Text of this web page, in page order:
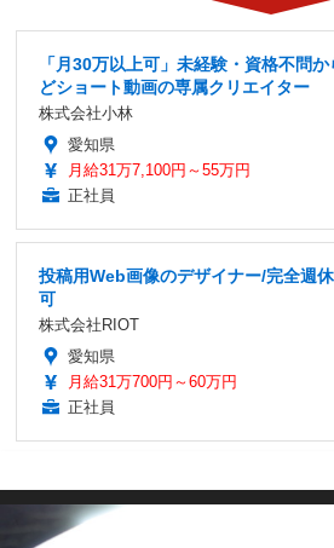
「月30万以上可」未経験・資格不問
どショート動画の専属クリエイター
株式会社小林
愛知県
月給31万7,100円～55万円
正社員
投稿用Web画像のデザイナー/完全週
可
株式会社RIOT
愛知県
月給31万700円～60万円
正社員